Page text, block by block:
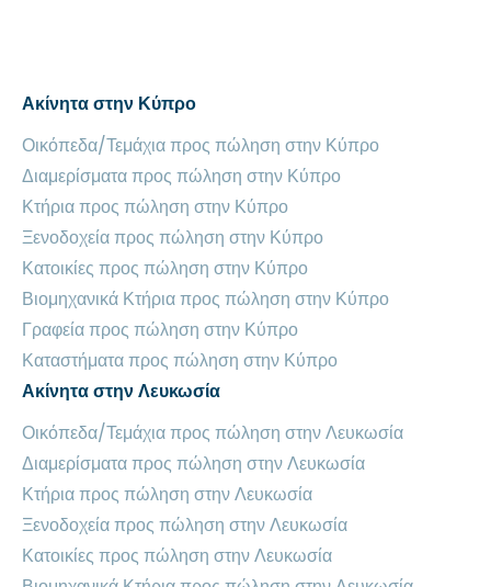
Ακίνητα στην Κύπρο
Οικόπεδα/Τεμάχια προς πώληση στην Κύπρο
Διαμερίσματα προς πώληση στην Κύπρο
Κτήρια προς πώληση στην Κύπρο
Ξενοδοχεία προς πώληση στην Κύπρο
Κατοικίες προς πώληση στην Κύπρο
Βιομηχανικά Κτήρια προς πώληση στην Κύπρο
Γραφεία προς πώληση στην Κύπρο
Καταστήματα προς πώληση στην Κύπρο
Ακίνητα στην Λευκωσία
Οικόπεδα/Τεμάχια προς πώληση στην Λευκωσία
Διαμερίσματα προς πώληση στην Λευκωσία
Κτήρια προς πώληση στην Λευκωσία
Ξενοδοχεία προς πώληση στην Λευκωσία
Κατοικίες προς πώληση στην Λευκωσία